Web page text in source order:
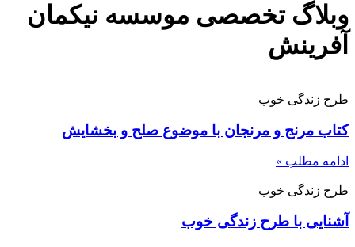
وبلاگ تخصصی موسسه نیکمان
آفرینش
طرح زندگی خوب
کتاب مرنج و مرنجان با موضوع صلح و بخشایش
ادامه مطلب »
طرح زندگی خوب
آشنایی با طرح زندگی خوب